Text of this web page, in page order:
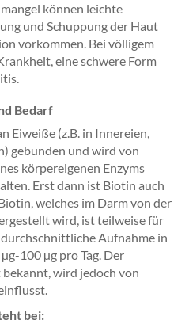
können leichte
und Schuppung der Haut
vorkommen. Bei völligem
eine schwere Form
Bedarf
Eiweiße (z.B. in Innereien,
gebunden und wird von
körpereigenen Enzyms
Erst dann ist Biotin auch
welches im Darm von der
wird, ist teilweise für
Aufnahme in
100 µg pro Tag. Der
wird jedoch von
bei: